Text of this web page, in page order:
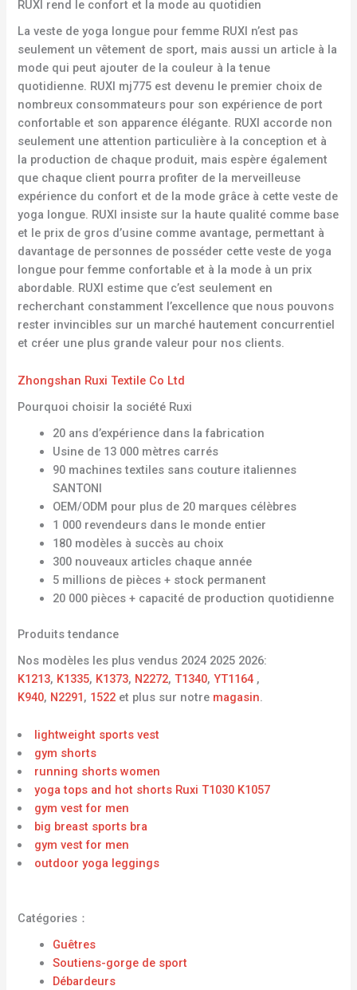
RUXI rend le confort et la mode au quotidien
La veste de yoga longue pour femme RUXI n’est pas
seulement un vêtement de sport, mais aussi un article à la
mode qui peut ajouter de la couleur à la tenue
quotidienne. RUXI mj775 est devenu le premier choix de
nombreux consommateurs pour son expérience de port
confortable et son apparence élégante. RUXI accorde non
seulement une attention particulière à la conception et à
la production de chaque produit, mais espère également
que chaque client pourra profiter de la merveilleuse
expérience du confort et de la mode grâce à cette veste de
yoga longue. RUXI insiste sur la haute qualité comme base
et le prix de gros d’usine comme avantage, permettant à
davantage de personnes de posséder cette veste de yoga
longue pour femme confortable et à la mode à un prix
abordable. RUXI estime que c’est seulement en
recherchant constamment l’excellence que nous pouvons
rester invincibles sur un marché hautement concurrentiel
et créer une plus grande valeur pour nos clients.
Zhongshan Ruxi Textile Co Ltd
Pourquoi choisir la société Ruxi
20 ans d’expérience dans la fabrication
Usine de 13 000 mètres carrés
90 machines textiles sans couture italiennes
SANTONI
OEM/ODM pour plus de 20 marques célèbres
1 000 revendeurs dans le monde entier
180 modèles à succès au choix
300 nouveaux articles chaque année
5 millions de pièces + stock permanent
20 000 pièces + capacité de production quotidienne
Produits tendance
Nos modèles les plus vendus 2024 2025 2026:
K1213, K1335, K1373, N2272,T1340,YT1164 ,
K940, N2291, 1522 et plus sur notre magasin.
lightweight sports vest
gym shorts
running shorts women
yoga tops and hot shorts Ruxi T1030 K1057
gym vest for men
big breast sports bra
gym vest for men
outdoor yoga leggings
Catégories：
Guêtres
Soutiens-gorge de sport
Débardeurs